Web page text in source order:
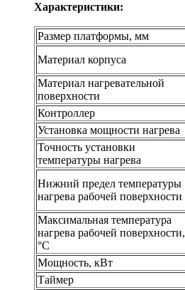
Характеристики:
Размер платформы, мм
Материал корпуса
Материал нагревательной
поверхности
Контроллер
Установка мощности нагрева
Точность установки
температуры нагрева
Нижний предел температуры
нагрева рабочей поверхности
Максимальная температура
нагрева рабочей поверхности,
°С
Мощность, кВт
Таймер